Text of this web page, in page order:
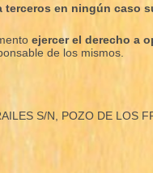
terceros en ningún caso
ejercer el derecho a
de los mismos.
S/N, POZO DE LOS